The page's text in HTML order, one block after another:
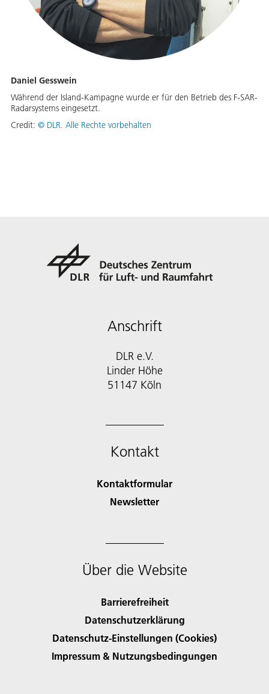
Daniel Gesswein
Während der Island-Kampagne wurde er für den Betrieb des F-SAR-
Radarsystems eingesetzt.
Credit: © DLR. Alle Rechte vorbehalten
Anschrift
DLR e.V.
Linder Höhe
51147 Köln
Kontakt
Kontaktformular
Newsletter
Über die Website
Barrierefreiheit
Datenschutzerklärung
Datenschutz-Einstellungen (Cookies)
Impressum & Nutzungsbedingungen